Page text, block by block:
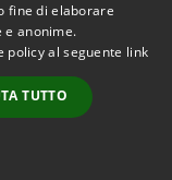
© 2026 • Comune di
• Powered by
•
Accesso
redazione
fine di elaborare
e anonime.
policy al seguente link
TUTTO